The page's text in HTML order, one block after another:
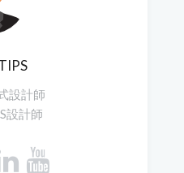
設計師
設計師